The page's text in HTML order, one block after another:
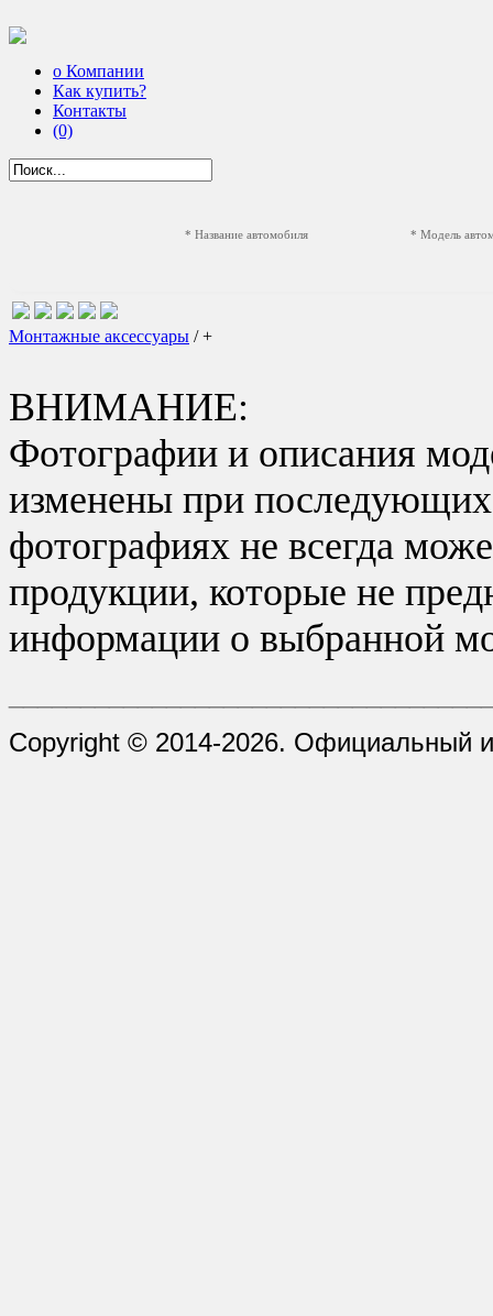
о Компании
Как купить?
Контакты
(0)
* Название автомобиля * Модель
Монтажные аксессуары / +
ВНИМАНИЕ:
Фотографии и описания
изменены при последующих
фотографиях не всегда
продукции, которые не
информации о выбранной
Copyright © 2014-2026. Официальный